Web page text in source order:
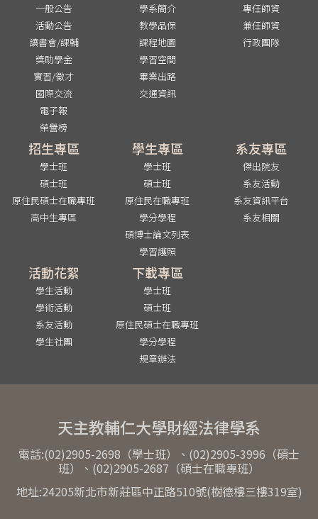
一般公告
活動公告
讀書會/課輔
獎助學金
實習/徵才
國際交流
電子報
榮譽榜
學系簡介
教學品保
課程地圖
學習空間
畢業出路
交通資訊
專任師資
兼任師資
行政團隊
招生專區
學士班
碩士班
原住民碩士在職專班
高中生專區
學生專區
學士班
碩士班
原住民在職專班
學分學程
碩博士論文列表
學習護照
系友專區
傑出院友
系友活動
系友資訊平台
系友相關
活動花絮
學生活動
學術活動
系友活動
學生社團
下載專區
學士班
碩士班
原住民碩士在職專班
學分學程
規章辦法
天主教輔仁大學財經法律學系
電話:(02)2905-2698（學士班）、(02)2905-3996（碩士
班）、(02)2905-2687（碩士在職專班）
地址:24205新北市新莊區中正路510號(樹德樓三樓319室)